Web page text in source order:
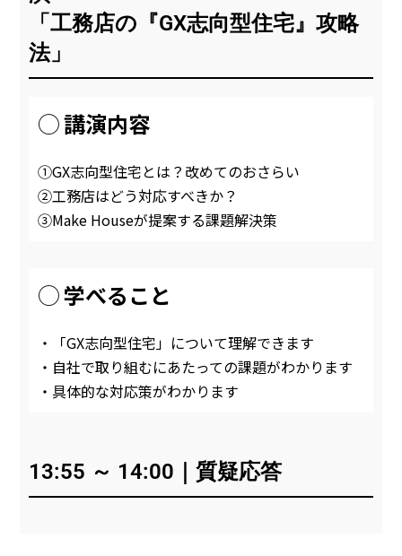
「工務店の『GX志向型住宅』攻略
法」
◯ 講演内容
①GX志向型住宅とは？改めてのおさらい
②工務店はどう対応すべきか？
③Make Houseが提案する課題解決策
◯ 学べること
・「GX志向型住宅」について理解できます
・自社で取り組むにあたっての課題がわかります
・具体的な対応策がわかります
13:55 ～ 14:00｜質疑応答